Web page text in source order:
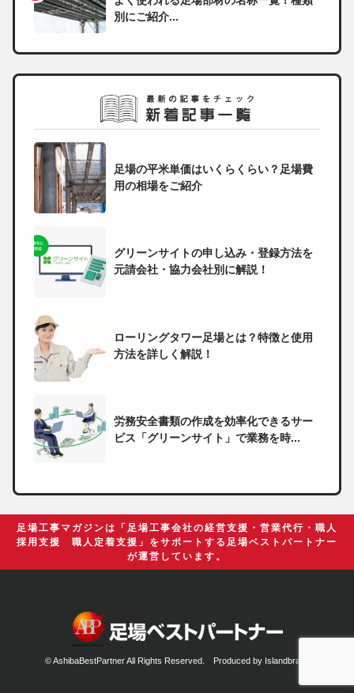
別にご紹介...
足場の平米単価はいくらくらい？足場費
用の相場をご紹介
グリーンサイトの申し込み・登録方法を
元請会社・協力会社別に解説！
ローリングタワー足場とは？特徴と使用
方法を詳しく解説！
労務安全書類の作成を効率化できるサー
ビス「グリーンサイト」で業務を時...
届いたらどうしたらいい？
足場工事マガジンは「足場工事会社の経営支援・営業代行・職人
採用支援 職人定着支援」をサポートする足場ベストパートナー
が運営しています。
© AshibaBestPartner All Rights Reserved. Produced by Islandbrain.